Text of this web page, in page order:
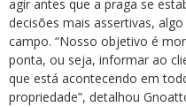
agir antes que a praga se
decisões mais assertivas,
campo. “Nosso objetivo é
ponta, ou seja, informar ao
que está acontecendo em
propriedade”, detalhou